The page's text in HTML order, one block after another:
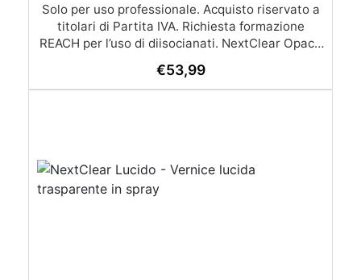
Solo per uso professionale. Acquisto riservato a
titolari di Partita IVA. Richiesta formazione
REACH per l’uso di diisocianati. NextClear Opaco
Professionale Descrizione: NextClear è un
trasparente bicomponente alto solido,
NextClear offre un elevato grado di opacità
(gradi gloss 9-12) e una notevole resistenza ai
graffi. È particolarmente adatto per resine prive
€53,99